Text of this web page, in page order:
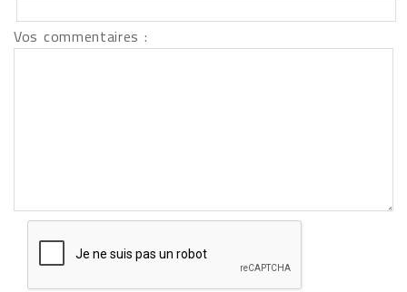
Vos commentaires :